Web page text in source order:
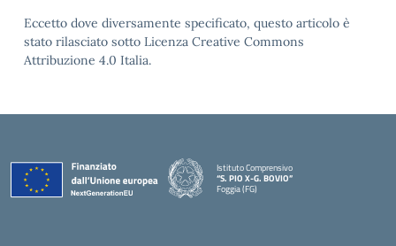
Eccetto dove diversamente specificato, questo articolo è
stato rilasciato sotto Licenza Creative Commons
Attribuzione 4.0 Italia.
Istituto Comprensivo
“S. PIO X-G. BOVIO”
Foggia (FG)
— Visita la pagina iniziale della scuola